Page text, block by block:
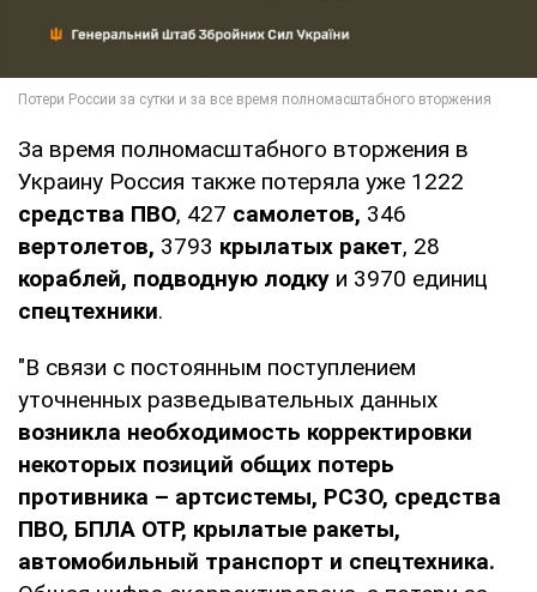
За время полномасштабного вторжения в
Украину Россия также потеряла уже 1222
средства ПВО, 427 самолетов, 346
вертолетов, 3793 крылатых ракет, 28
кораблей, подводную лодку и 3970 единиц
спецтехники.
"В связи с постоянным поступлением
уточненных разведывательных данных
возникла необходимость корректировки
некоторых позиций общих потерь
противника – артсистемы, РСЗО, средства
ПВО, БПЛА ОТР, крылатые ракеты,
автомобильный транспорт и спецтехника.